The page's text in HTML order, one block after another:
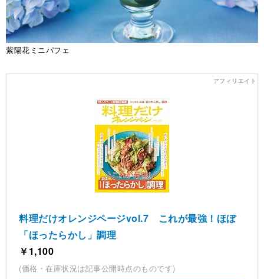
紫陽花ミニパフェ
料理だけオレンジページvol.7 これが最強！ほぼ
「ほったらかし」調理
￥1,100
(価格・在庫状況は記事公開時点のものです)